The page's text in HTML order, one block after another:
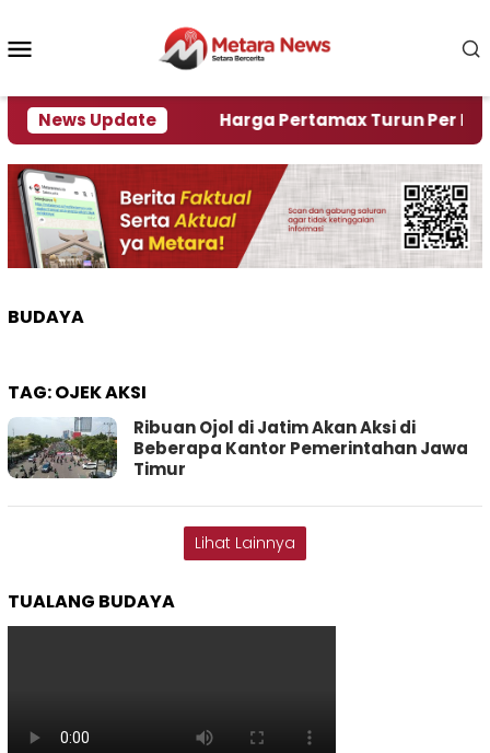
konten
News Update
Krisi Air Harga Pertamax Turun Per Hari Ini,
BUDAYA
TAG:OJEK AKSI
Ribuan Ojol di Jatim Akan Aksi di
Beberapa Kantor Pemerintahan Jawa
Timur
Lihat Lainnya
TUALANG BUDAYA